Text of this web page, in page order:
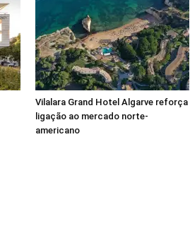
Vilalara Grand Hotel Algarve reforça
ligação ao mercado norte-
americano